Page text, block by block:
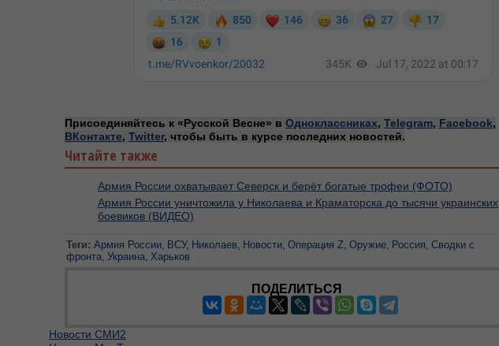
Присоединяйтесь к «Русской Весне» в Одноклассниках, Telegram, Facebook,
ВКонтакте, Twitter, чтобы быть в курсе последних новостей.
Читайте также
Армия России охватывает Северск и берёт богатые трофеи (ФОТО)
Армия России уничтожила у Николаева и Краматорска до тысячи украинских
боевиков (ВИДЕО)
Теги: Армия России ВСУ Николаев Новости Операция Z Оружие Россия Сводки с
фронта Украина Харьков
ПОДЕЛИТЬСЯ
Новости СМИ2